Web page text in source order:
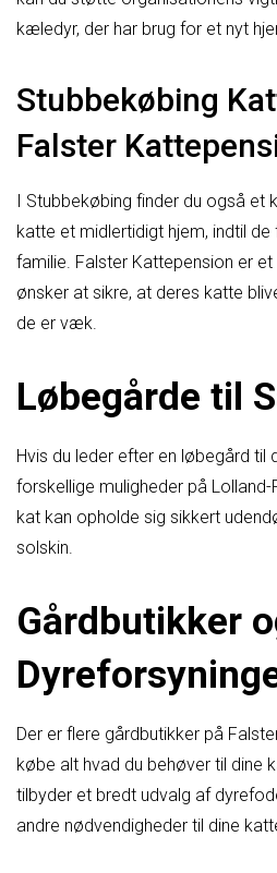
kæledyr, der har brug for et nyt
Stubbekøbing
Falster
I Stubbekøbing finder du også et
katte et midlertidigt hjem, indtil
familie. Falster Kattepension er
ønsker at sikre, at deres katte
de er væk.
Løbegårde til
Hvis du leder efter en løbegård til
forskellige muligheder på Lolland-
kat kan opholde sig sikkert
solskin.
Gårdbutikker
Der er flere gårdbutikker på
købe alt hvad du behøver til dine
tilbyder et bredt udvalg af
andre nødvendigheder til dine